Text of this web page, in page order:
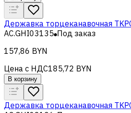
Державка торцеканавочная
AC.GHI03135 Под заказ
157,86 BYN
Цена с НДС185,72 BYN
В корзину
Державка торцеканавочная